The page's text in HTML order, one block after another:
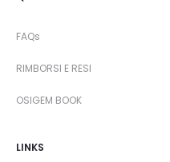
FAQs
RIMBORSI E RESI
OSIGEM BOOK
LINKS